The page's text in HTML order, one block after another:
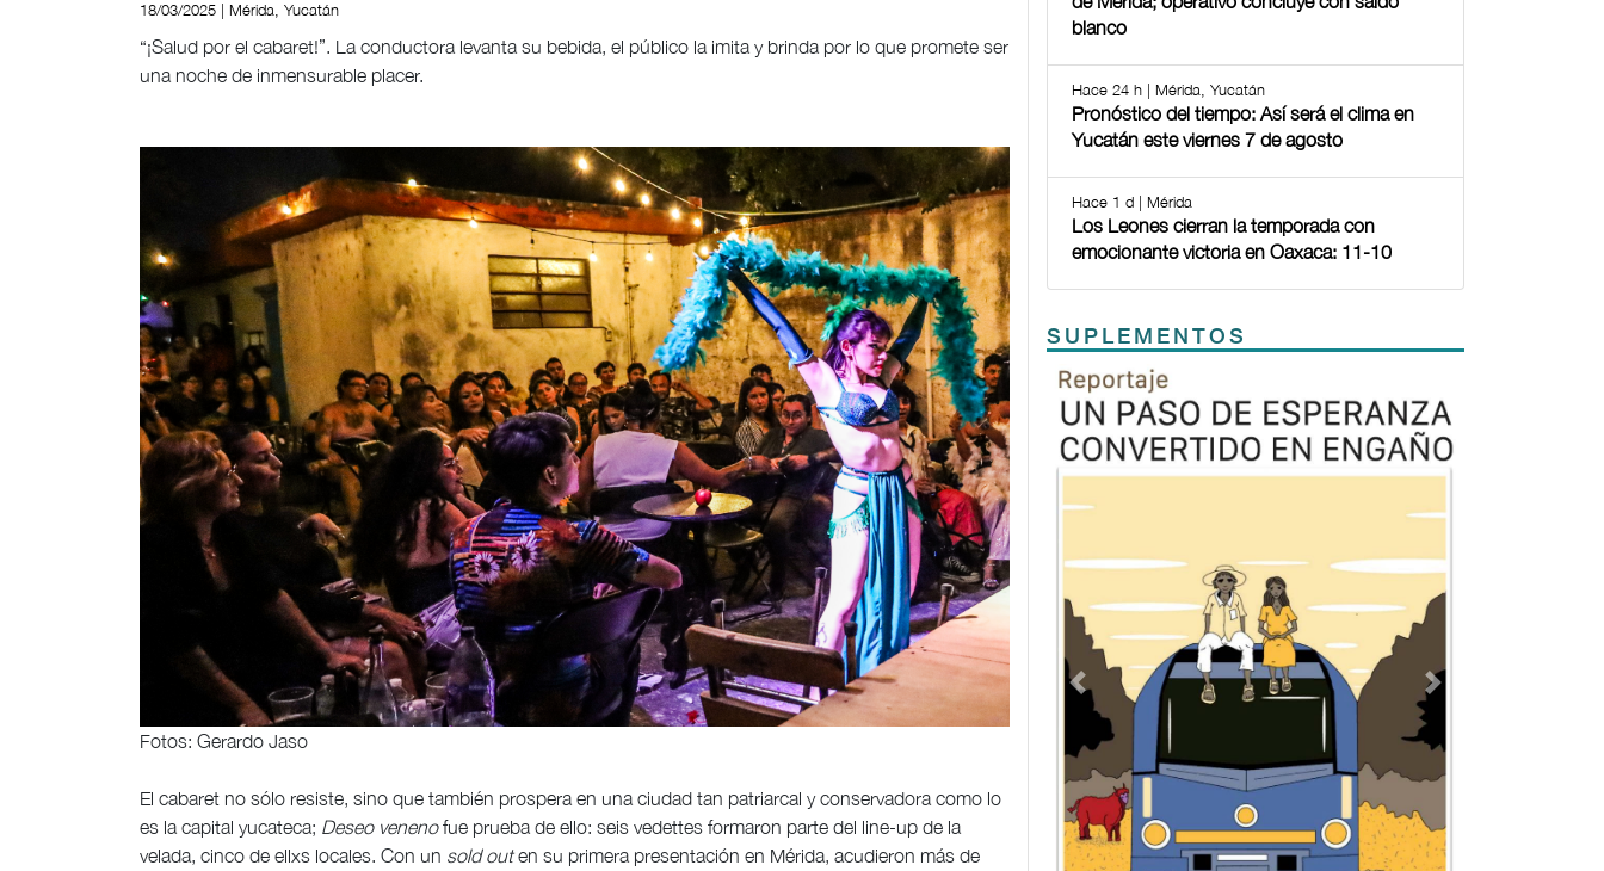
18/03/2025 | Mérida, Yucatán
“¡Salud por el cabaret!”. La conductora levanta su bebida, el público la imita y brinda por lo que promete ser
una noche de inmensurable placer.
Fotos: Gerardo Jaso
El cabaret no sólo resiste, sino que también prospera en una ciudad tan patriarcal y conservadora como lo
es la capital yucateca; Deseo venenofue prueba de ello: seis vedettes formaron parte del line-up de la
velada, cinco de ellxs locales. Con un sold outen su primera presentación en Mérida, acudieron más de
blanco
Hace 24 h | Mérida, Yucatán
Pronóstico del tiempo: Así será el clima en
Yucatán este viernes 7 de agosto
Hace 1 d | Mérida
Los Leones cierran la temporada con
emocionante victoria en Oaxaca: 11-10
SUPLEMENTOS
Previous
TODOS LOS SUPLEMENTOS